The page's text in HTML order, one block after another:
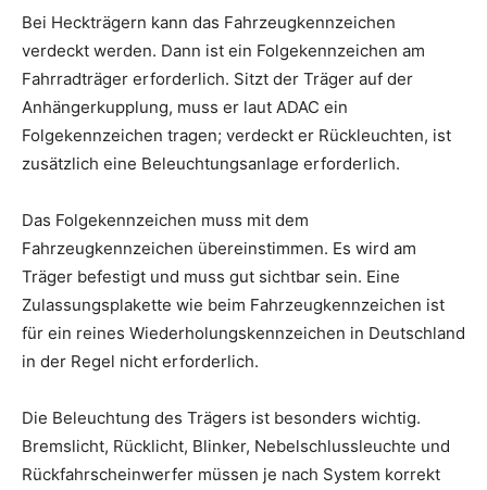
Bei Heckträgern kann das Fahrzeugkennzeichen
verdeckt werden. Dann ist ein Folgekennzeichen am
Fahrradträger erforderlich. Sitzt der Träger auf der
Anhängerkupplung, muss er laut ADAC ein
Folgekennzeichen tragen; verdeckt er Rückleuchten, ist
zusätzlich eine Beleuchtungsanlage erforderlich.
Das Folgekennzeichen muss mit dem
Fahrzeugkennzeichen übereinstimmen. Es wird am
Träger befestigt und muss gut sichtbar sein. Eine
Zulassungsplakette wie beim Fahrzeugkennzeichen ist
für ein reines Wiederholungskennzeichen in Deutschland
in der Regel nicht erforderlich.
Die Beleuchtung des Trägers ist besonders wichtig.
Bremslicht, Rücklicht, Blinker, Nebelschlussleuchte und
Rückfahrscheinwerfer müssen je nach System korrekt